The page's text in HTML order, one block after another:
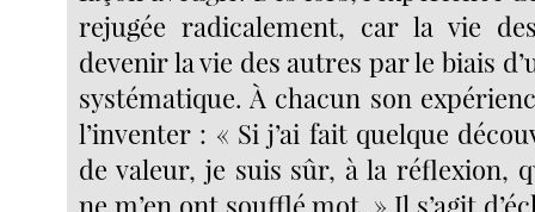
rejugée radicalement, car la vie
devenir la vie des autres par le biais
systématique. À chacun son
l’inventer : « Si j’ai fait quelque
de valeur, je suis sûr, à la réflexion,
ne m’en ont soufflé mot. » Il s’agit